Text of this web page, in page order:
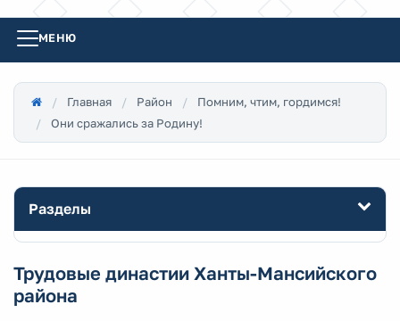
МЕНЮ
Главная Район
Помним, чтим, гордимся!
Они сражались за Родину!
Разделы
Трудовые династии Ханты-Мансийского
района